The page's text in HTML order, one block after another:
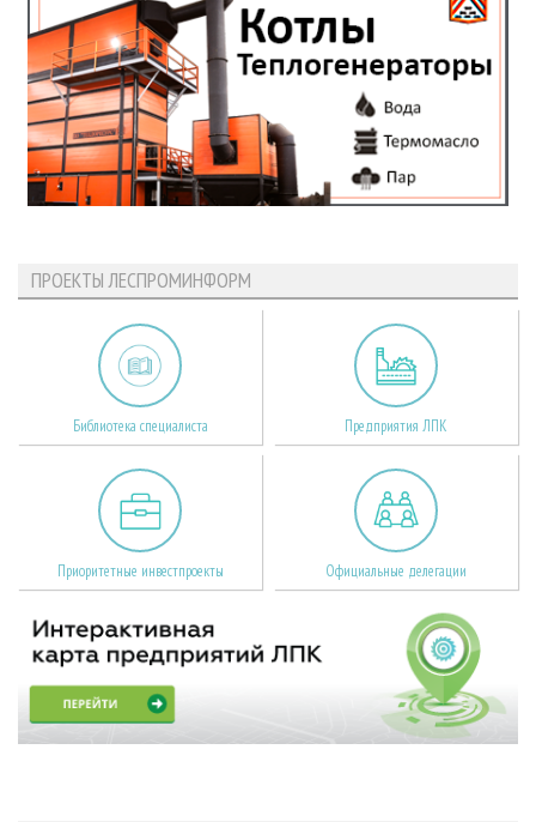
ПРОЕКТЫ ЛЕСПРОМИНФОРМ
Библиотека специалиста Предприятия ЛПК
Приоритетные инвестпроекты Официальные делегации